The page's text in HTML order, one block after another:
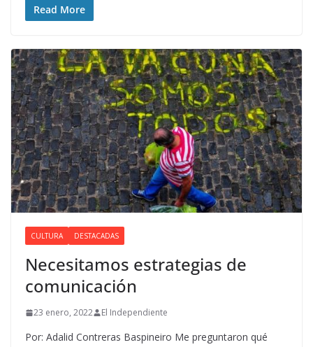
Read More
CULTURA DESTACADAS
Necesitamos estrategias de
comunicación
23 enero, 2022 El Independiente
Por: Adalid Contreras Baspineiro Me preguntaron qué